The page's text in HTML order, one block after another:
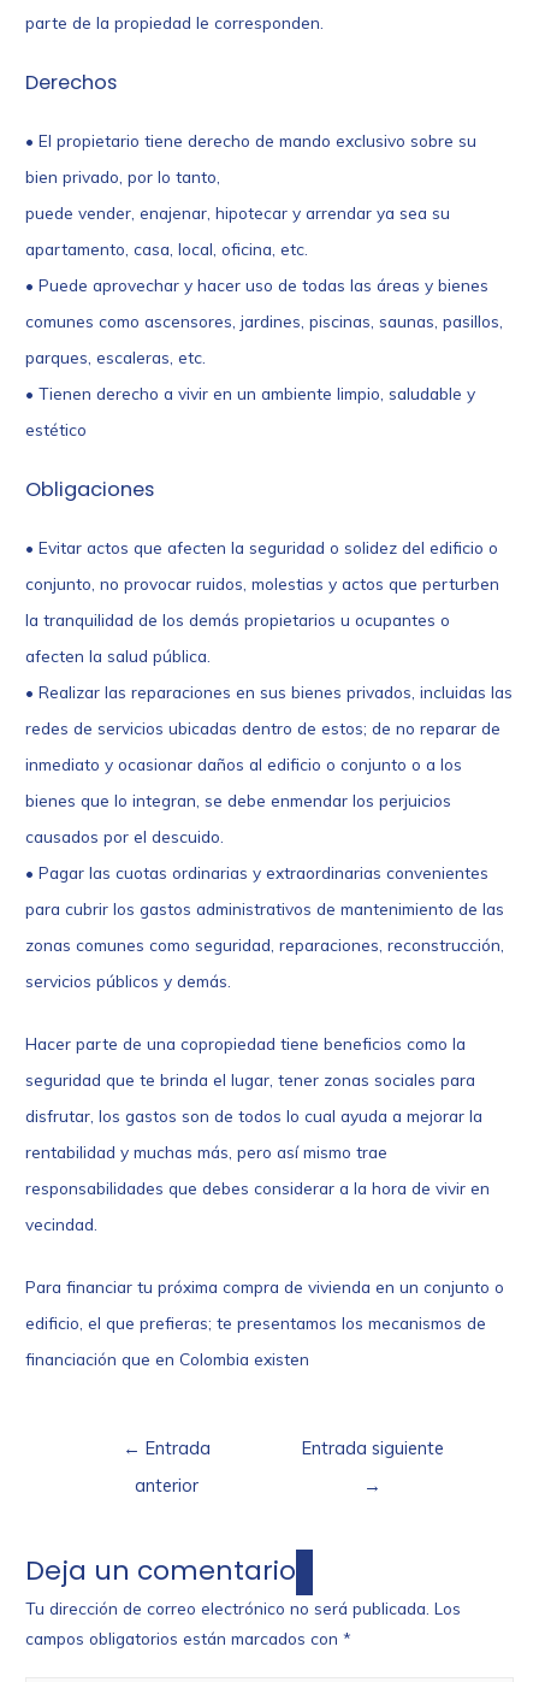
parte de la propiedad le corresponden.
Derechos
• El propietario tiene derecho de mando exclusivo sobre su
bien privado, por lo tanto,
puede vender, enajenar, hipotecar y arrendar ya sea su
apartamento, casa, local, oficina, etc.
• Puede aprovechar y hacer uso de todas las áreas y bienes
comunes como ascensores, jardines, piscinas, saunas, pasillos,
parques, escaleras, etc.
• Tienen derecho a vivir en un ambiente limpio, saludable y
estético
Obligaciones
• Evitar actos que afecten la seguridad o solidez del edificio o
conjunto, no provocar ruidos, molestias y actos que perturben
la tranquilidad de los demás propietarios u ocupantes o
afecten la salud pública.
• Realizar las reparaciones en sus bienes privados, incluidas las
redes de servicios ubicadas dentro de estos; de no reparar de
inmediato y ocasionar daños al edificio o conjunto o a los
bienes que lo integran, se debe enmendar los perjuicios
causados por el descuido.
• Pagar las cuotas ordinarias y extraordinarias convenientes
para cubrir los gastos administrativos de mantenimiento de las
zonas comunes como seguridad, reparaciones, reconstrucción,
servicios públicos y demás.
Hacer parte de una copropiedad tiene beneficios como la
seguridad que te brinda el lugar, tener zonas sociales para
disfrutar, los gastos son de todos lo cual ayuda a mejorar la
rentabilidad y muchas más, pero así mismo trae
responsabilidades que debes considerar a la hora de vivir en
vecindad.
Para financiar tu próxima compra de vivienda en un conjunto o
edificio, el que prefieras; te presentamos losmecanismos de
financiación que en Colombia existen
← Entrada
anterior
Entrada siguiente
→
Deja un comentario
Tu dirección de correo electrónico no será publicada. Los
campos obligatorios están marcados con*